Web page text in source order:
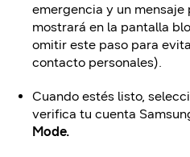
emergencia y un mensaje
mostrará en la pantalla
omitir este paso para
contacto personales).
Cuando estés listo,
verifica tu cuenta
Mode.